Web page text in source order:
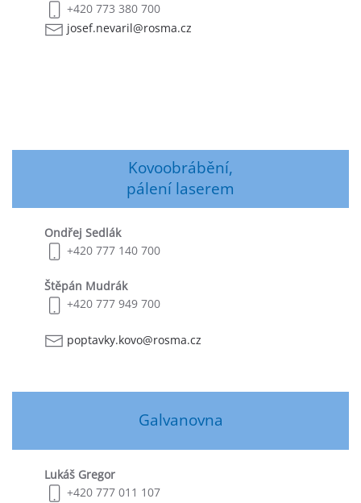
+420 773 380 700
josef.nevaril@rosma.cz
Kovoobrábění,
pálení laserem
Ondřej Sedlák
+420 777 140 700
Štěpán Mudrák
+420 777 949 700
poptavky.kovo@rosma.cz
Galvanovna
Lukáš Gregor
+420 777 011 107